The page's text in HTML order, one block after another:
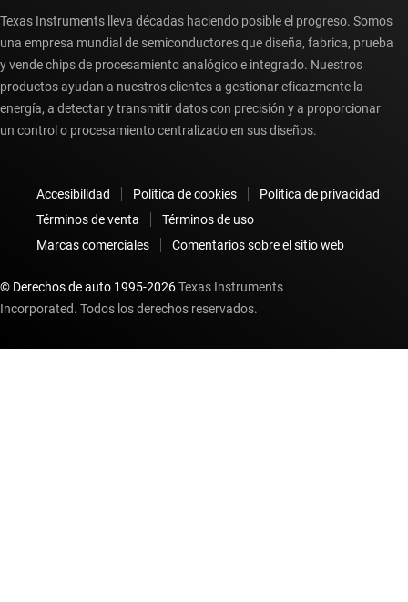
Texas Instruments lleva décadas haciendo posible el progreso. Somos
una empresa mundial de semiconductores que diseña, fabrica, prueba
y vende chips de procesamiento analógico e integrado. Nuestros
productos ayudan a nuestros clientes a gestionar eficazmente la
energía, a detectar y transmitir datos con precisión y a proporcionar
un control o procesamiento centralizado en sus diseños.
Accesibilidad Política de cookies
Política de privacidad
Términos de venta
Términos de uso
Marcas comerciales
Comentarios sobre el sitio web
© Derechos de auto 1995-2026Texas Instruments
Incorporated. Todos los derechos reservados.